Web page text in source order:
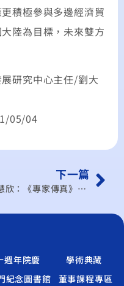
積極參與多邊經濟貿
陸為目標，未來雙方
研究中心主任/劉大
05/04
下一篇
顏慧欣：《專家傳真》拜登政府一百天的經貿新政解析
週年院慶
學術典藏
紀念圖書館
董事課程專區